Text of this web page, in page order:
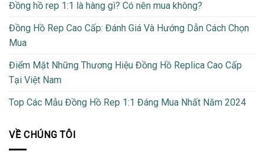
Đồng hồ rep 1:1 là hàng gì? Có nên mua không?
Đồng Hồ Rep Cao Cấp: Đánh Giá Và Hướng Dẫn Cách Chọn
Mua
Điểm Mặt Những Thương Hiệu Đồng Hồ Replica Cao Cấp
Tại Việt Nam
Top Các Mẫu Đồng Hồ Rep 1:1 Đáng Mua Nhất Năm 2024
VỀ CHÚNG TÔI